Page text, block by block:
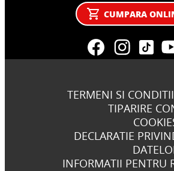
CUMPARA
TERMENI SI
TIPARIRE
DECLARATIE
INFORMATII PENTRU